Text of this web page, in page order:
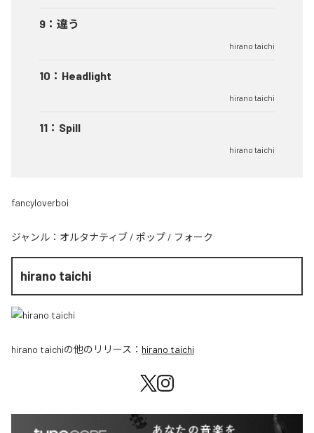
9 ： 違う
hirano taichi
10 ： Headlight
hirano taichi
11 ： Spill
hirano taichi
fancyloverboi
ジャンル： オルタナティブ / ポップ / フォーク
hirano taichi
hirano taichiの他のリリース： hirano taichi